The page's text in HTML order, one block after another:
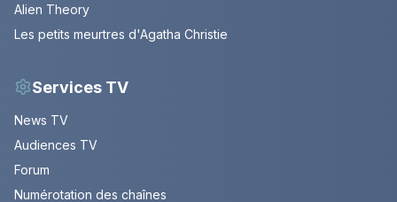
Alien Theory
Les petits meurtres d'Agatha Christie
Services TV
News TV
Audiences TV
Forum
Numérotation des chaînes